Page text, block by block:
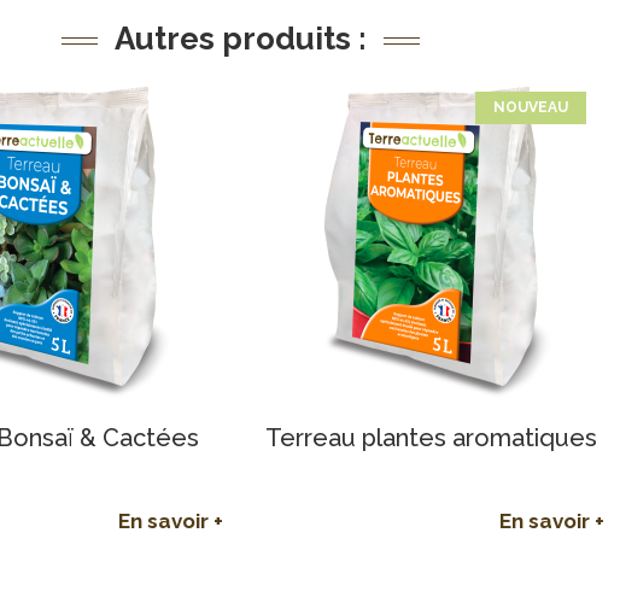
Autres produits :
& Cactées
En savoir +
NOUVEAU
Terreau plantes aromatiques
En savoir +